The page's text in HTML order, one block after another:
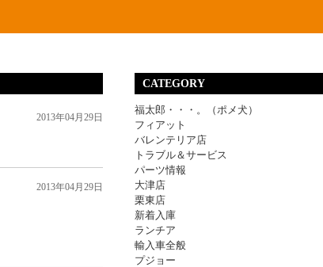
2013年04月29日
2013年04月29日
CATEGORY
福太郎・・・。（ポメ犬）
フィアット
バレンテリア店
トラブル＆サービス
パーツ情報
大津店
栗東店
新着入庫
ランチア
輸入車全般
プジョー